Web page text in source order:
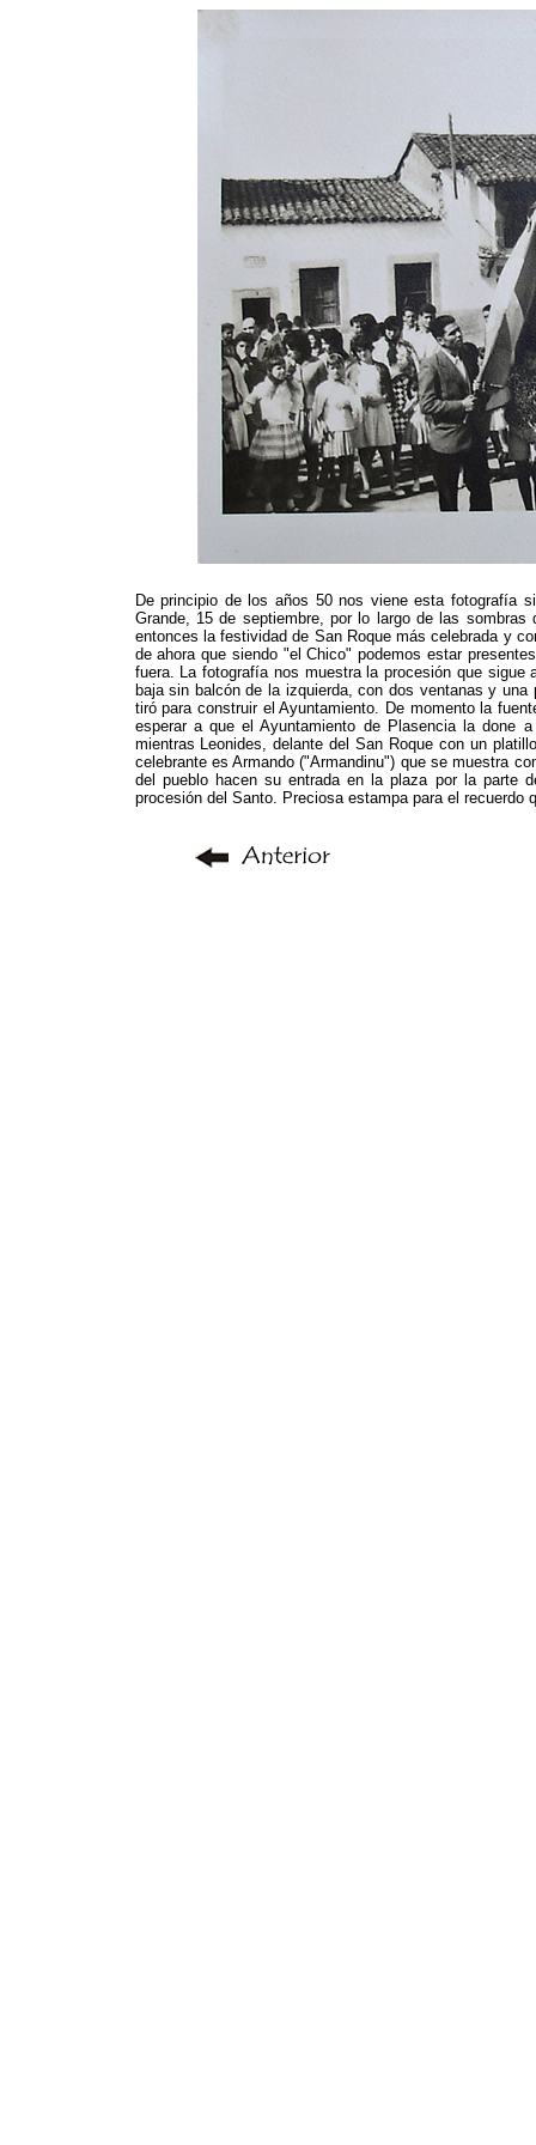
De principio de los años 50 nos viene esta fotografía
Grande, 15 de septiembre, por lo largo de las
entonces la festividad de San Roque más celebrada y
de ahora que siendo "el Chico" podemos estar
fuera. La fotografía nos muestra la procesión que
baja sin balcón de la izquierda, con dos ventanas y
tiró para construir el Ayuntamiento. De momento la
esperar a que el Ayuntamiento de Plasencia la done
mientras Leonides, delante del San Roque con un
celebrante es Armando ("Armandinu") que se muestra
del pueblo hacen su entrada en la plaza por la parte
procesión del Santo. Preciosa estampa para el recuerdo